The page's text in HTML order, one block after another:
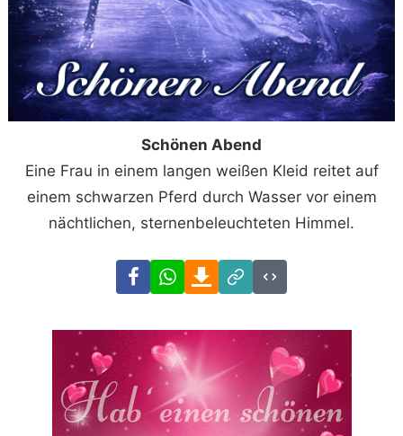
Schönen Abend
Eine Frau in einem langen weißen Kleid reitet auf
einem schwarzen Pferd durch Wasser vor einem
nächtlichen, sternenbeleuchteten Himmel.
FacebookWhatsAppDownload
Link
Code